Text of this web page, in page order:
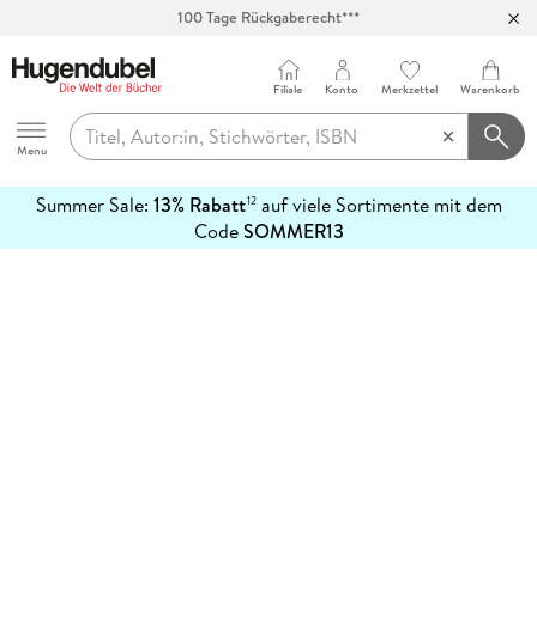
100 Tage Rückgaberecht***
Hugendubel
Menu
Filiale Konto Merkzettel Warenkorb
Summer Sale: 13% Rabatt12auf viele Sortimente mit dem
CodeSOMMER13
erfahren